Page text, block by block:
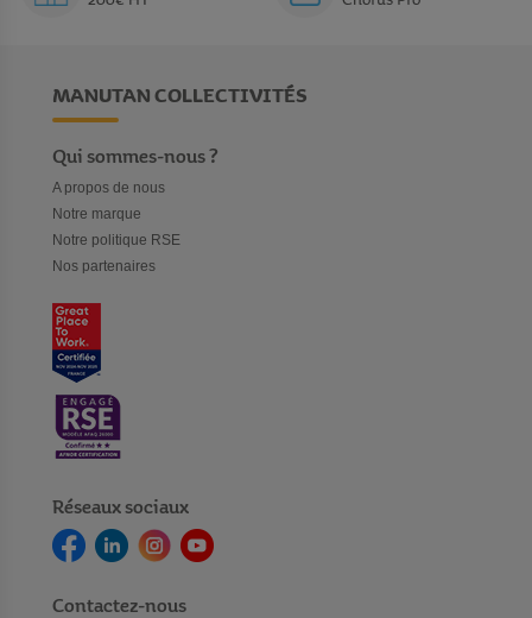
MANUTAN COLLECTIVITÉS
Qui sommes-nous ?
A propos de nous
Notre marque
Notre politique RSE
Nos partenaires
Réseaux sociaux
Contactez-nous